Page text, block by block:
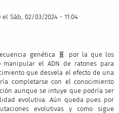
el Sáb, 02/03/2024 - 11:04
genética 🧬 por la que los
el ADN de ratones para
que desvela el efecto de una
completarse con el conocimiento
aunque se intuye que podría ser
evolutiva. Aún queda pues por
evolutivas y como sigue